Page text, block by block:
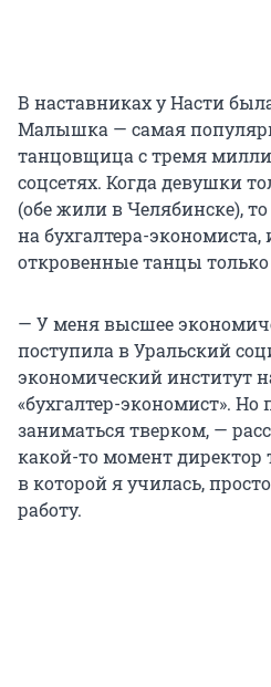
В наставниках у Насти
Малышка — самая
танцовщица с тремя
соцсетях. Когда девушки
(обе жили в Челябинске),
на бухгалтера-
откровенные танцы только
— У меня высшее
поступила в Уральский
экономический институт
«бухгалтер-экономист».
заниматься тверком, —
какой-то момент
в которой я училась,
работу.